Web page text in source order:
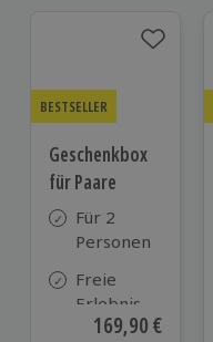
BESTSELLER
Geschenkbox
für Paare
Für 2
Personen
Freie
Erlebnis-
Auswahl
Aktueller Preis
169,90 €